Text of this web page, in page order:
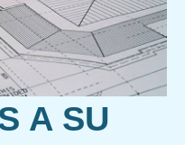
A SU